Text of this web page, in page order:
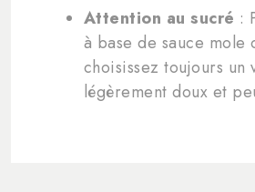
Attention au sucré :
à base de sauce mole
choisissez toujours un
légèrement doux et